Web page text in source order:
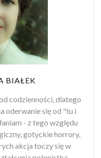
BIAŁEK
codzienności, dlatego
oderwanie się od "tu i
- z tego względu
gotyckie horrory,
akcja toczy się w